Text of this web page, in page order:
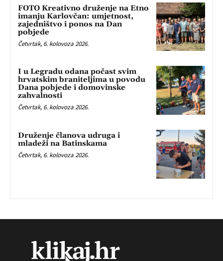
FOTO Kreativno druženje na Etno
imanju Karlovčan: umjetnost,
zajedništvo i ponos na Dan
pobjede
Četvrtak, 6. kolovoza 2026.
I u Legradu odana počast svim
hrvatskim braniteljima u povodu
Dana pobjede i domovinske
zahvalnosti
Četvrtak, 6. kolovoza 2026.
Druženje članova udruga i
mladeži na Batinskama
Četvrtak, 6. kolovoza 2026.